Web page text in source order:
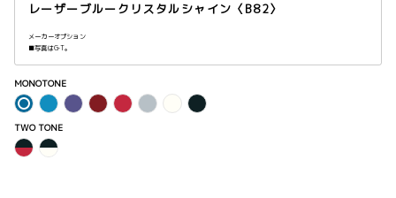
レーザーブルークリスタルシャイン〈B82〉
メーカーオプション
■写真はG-T。
MONOTONE
TWO TONE